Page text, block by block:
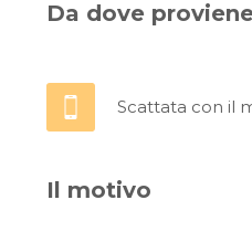
Da dove
Scattata con il
Il motivo